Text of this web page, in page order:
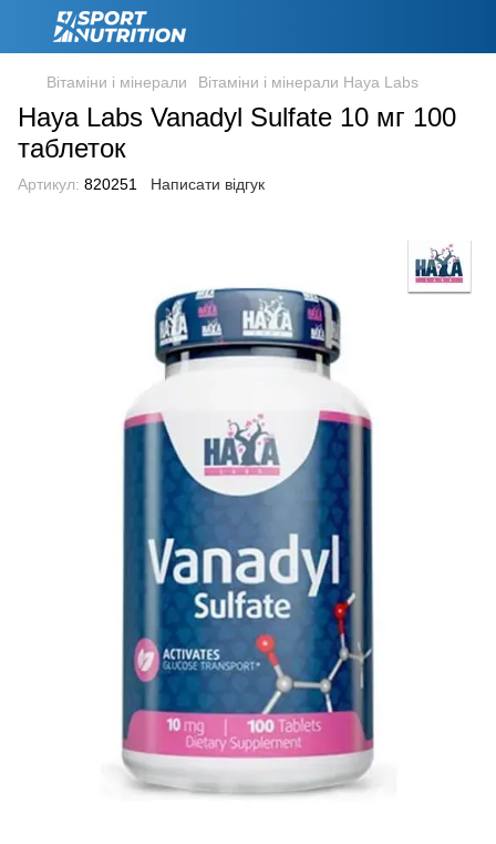
Вітаміни і мінерали Вітаміни і мінерали Haya Labs
Haya Labs Vanadyl Sulfate 10 мг 100
таблеток
Артикул: 820251 Написати відгук